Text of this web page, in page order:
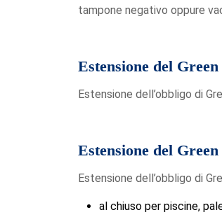
tampone negativo oppure
Estensione del Green
Estensione dell’obbligo di
Estensione del
Estensione dell’obbligo di
al chiuso per piscine,